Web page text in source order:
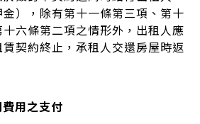
），除有第十一條第三項、第十
六條第二項之情形外，出租人應
契約終止，承租人交還房屋時返
用之支付